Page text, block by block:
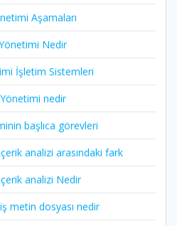
Aşamaları
Nedir
İşletim Sistemleri
nedir
başlıca görevleri
analizi arasındaki fark
analizi Nedir
metin dosyası nedir